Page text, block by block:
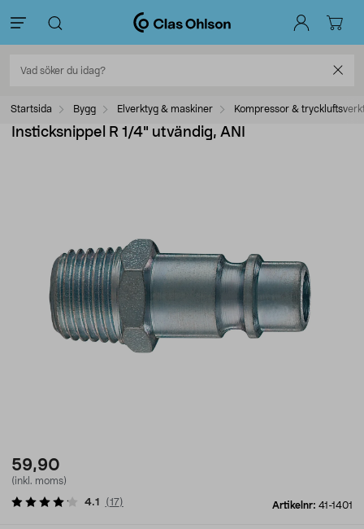
Startsida Bygg Elverktyg & maskiner Kompressor &
Insticksnippel R 1/4" utvändig, ANI
59,90
(inkl. moms)
Artikelnr: 41-1401
4.1 (17)